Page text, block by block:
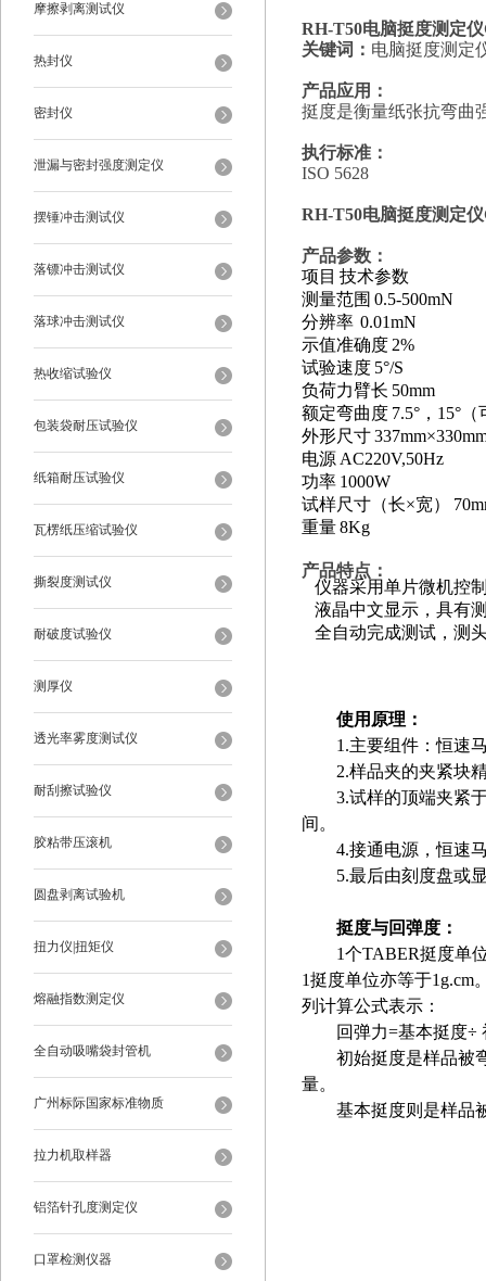
摩擦剥离测试仪
热封仪
密封仪
泄漏与密封强度测定仪
摆锤冲击测试仪
落镖冲击测试仪
落球冲击测试仪
热收缩试验仪
包装袋耐压试验仪
纸箱耐压试验仪
瓦楞纸压缩试验仪
撕裂度测试仪
耐破度试验仪
测厚仪
透光率雾度测试仪
耐刮擦试验仪
胶粘带压滚机
圆盘剥离试验机
扭力仪|扭矩仪
熔融指数测定仪
全自动吸嘴袋封管机
广州标际国家标准物质
拉力机取样器
铝箔针孔度测定仪
口罩检测仪器
RH-T50电脑挺度测定
关键词： 电脑挺度测定
产品应用：
挺度是衡量纸张抗弯曲
执行标准：
ISO 5628
RH-T50电脑挺度测定
产品参数：
项目 技术参数
测量范围 0.5-500mN
分辨率 0.01mN
示值准确度 2%
试验速度 5°/S
负荷力臂长 50mm
额定弯曲度 7.5° ， 15°
外形尺寸337mm×
电源 AC220V,50Hz
功率 1000W
试样尺寸（长×宽）
重量8Kg
产品特点 ：
仪器采用单片微机控
液晶中文显示，具有
全自动完成测试，测
使用原理：
1.主要组件：恒速
2.样品夹的夹紧块
3.试样的顶端夹紧
间。
4.接通电源，恒速
5.最后由刻度盘或
挺度与回弹度：
1个TABER挺度单
1挺度单位亦等于
列计算公式表示：
回弹力=基本挺度÷
初始挺度是样品被弯
量。
基本挺度则是样品被